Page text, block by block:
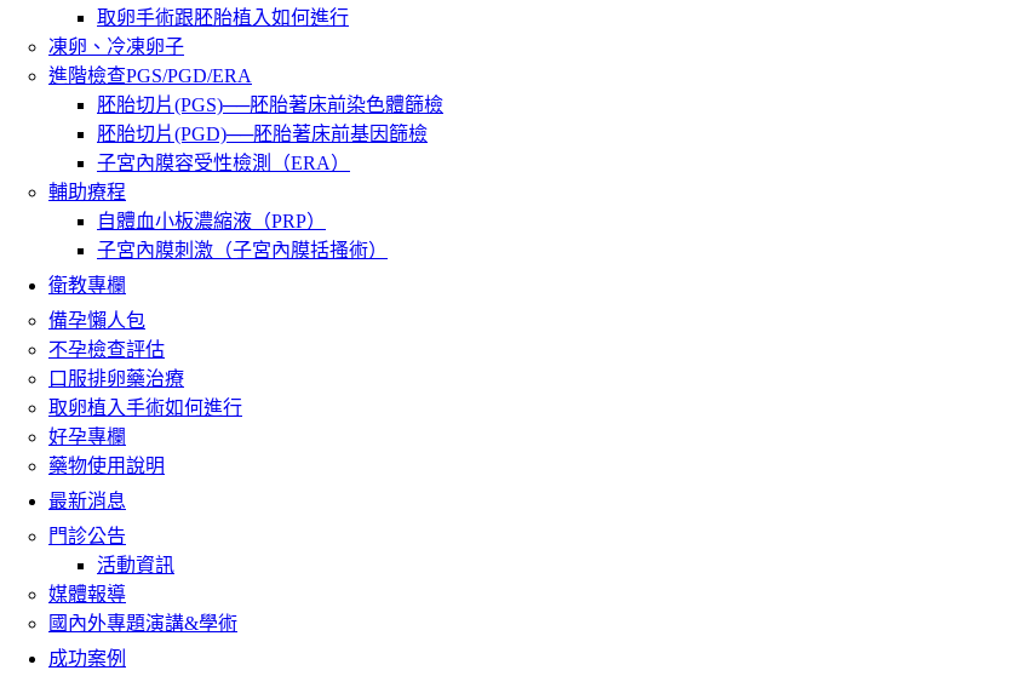
取卵手術跟胚胎植入如何進行
凍卵、冷凍卵子
進階檢查PGS/PGD/ERA
胚胎切片(PGS)──胚胎著床前染色體篩檢
胚胎切片(PGD)──胚胎著床前基因篩檢
子宮內膜容受性檢測（ERA）
輔助療程
自體血小板濃縮液（PRP）
子宮內膜刺激（子宮內膜括搔術）
衛教專欄
備孕懶人包
不孕檢查評估
口服排卵藥治療
取卵植入手術如何進行
好孕專欄
藥物使用說明
最新消息
門診公告
活動資訊
媒體報導
國內外專題演講&學術
成功案例